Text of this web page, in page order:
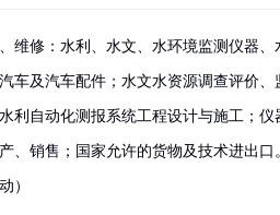
维修：水利、水文、水环境监测仪器、
车及汽车配件；水文水资源调查评价、
利自动化测报系统工程设计与施工；仪
、销售；国家允许的货物及技术进出口
）